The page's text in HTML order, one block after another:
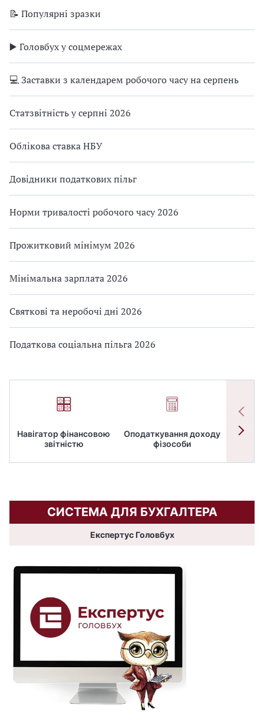
📝 Популярні зразки
▶️ Головбух у соцмережах
💻 Заставки з календарем робочого часу на серпень
Статзвітність у серпні 2026
Облікова ставка НБУ
Довідники податкових пільг
Норми тривалості робочого часу 2026
Прожитковий мінімум 2026
Мінімальна зарплата 2026
Святкові та неробочі дні 2026
Податкова соціальна пільга 2026
Навігатор фінансовою
звітністю
Оподаткування доходу
фізособи
СИСТЕМА ДЛЯ БУХГАЛТЕРА
Експертус Головбух